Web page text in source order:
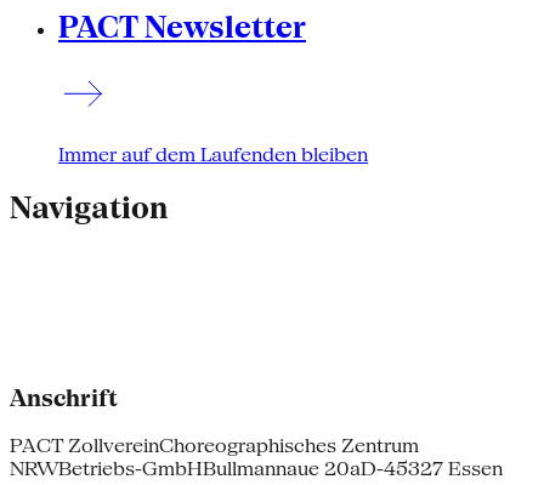
PACT Newsletter
Immer auf dem Laufenden bleiben
Navigation
Anschrift
PACT ZollvereinChoreographisches Zentrum
NRWBetriebs-GmbHBullmannaue 20aD-45327 Essen